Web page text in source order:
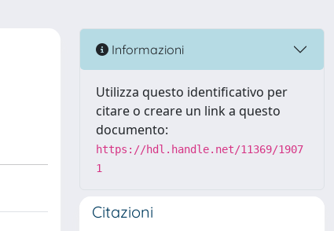
Informazioni
Utilizza questo identificativo per
citare o creare un link a questo
documento:
https://hdl.handle.net/11369/1907
1
Citazioni